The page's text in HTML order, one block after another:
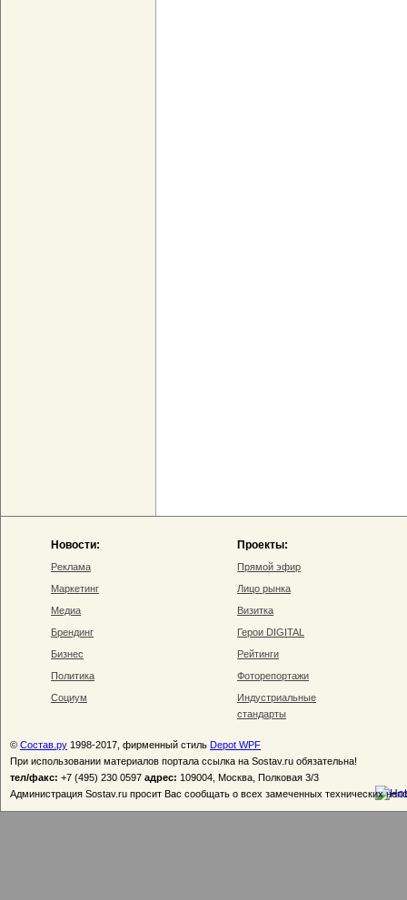
Новости:
Реклама
Маркетинг
Медиа
Брендинг
Бизнес
Политика
Социум
Проекты:
Прямой эфир
Лицо рынка
Визитка
Герои DIGITAL
Рейтинги
Фоторепортажи
Индустриальные
стандарты
© Состав.ру 1998-2017, фирменный стиль Depot WPF
При использовании материалов портала ссылка на Sostav.ru обязательна!
тел/факс: +7 (495) 230 0597 адрес: 109004, Москва, Полковая 3/3
Администрация Sostav.ru просит Вас сообщать о всех замеченных технических